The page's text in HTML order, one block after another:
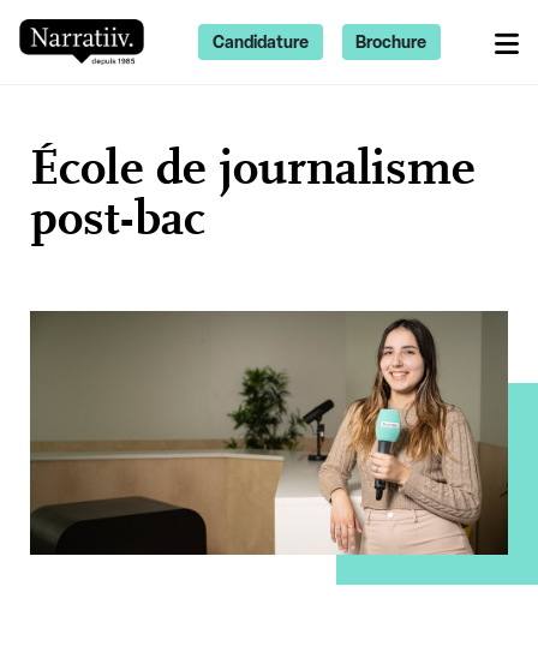
École de journalisme
post-bac
Candidature Brochure